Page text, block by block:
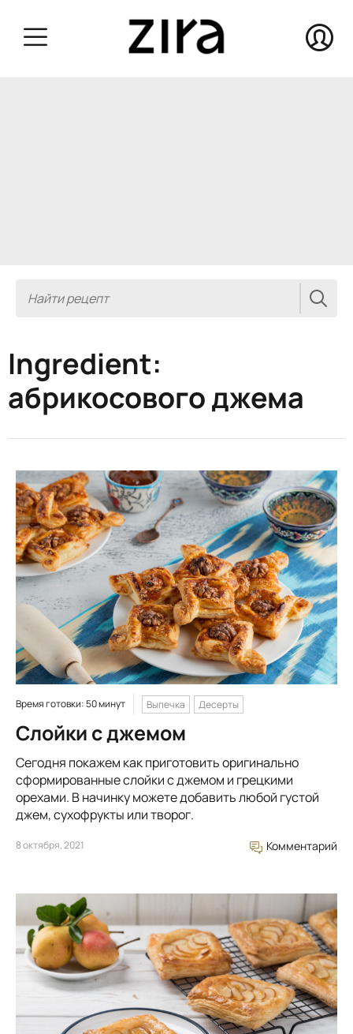
Ingredient:
абрикосового джема
Время готовки: 50 минут Выпечка Десерты
Слойки с джемом
Сегодня покажем как приготовить оригинально
сформированные слойки с джемом и грецкими
орехами. В начинку можете добавить любой густой
джем, сухофрукты или творог.
8 октября, 2021 Комментарий